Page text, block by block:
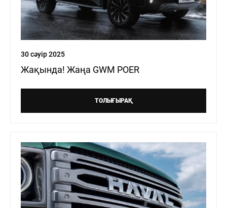
ЖАҢАЛЫҚТАР БАЙЛАНЫСТАР ОНЛАЙН САТЫП АЛУ
30 сәуір 2025
Жақында! Жаңа GWM POER
ТОЛЫҒЫРАҚ